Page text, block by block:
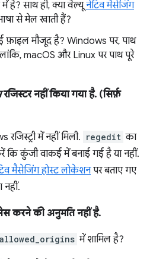
में है? साथ ही, क्या वैल्यूनेटिव मैसेजिंग
से मेल खाती हैं?
फ़ाइल मौजूद है? Windows पर, पाथ
macOS और Linux पर पाथ पूरे
रजिस्टर नहीं किया गया है. (सिर्फ़
में नहीं मिली. regedit का
कि कुंजी वाकई में बनाई गई है या नहीं.
मैसेजिंग होस्ट लोकेशनपर बताए गए
नहीं.
करने की अनुमति नहीं है.
allowed_origins में शामिल है?